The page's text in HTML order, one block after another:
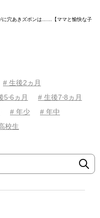
# 生後2ヵ月
5⋅6ヵ月
# 生後7⋅8ヵ月
# 年少
# 年中
校生